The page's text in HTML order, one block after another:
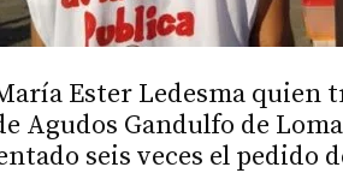
Ester Ledesma quien
Agudos Gandulfo de
seis veces el pedido